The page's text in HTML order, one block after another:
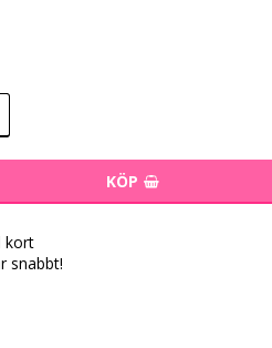
KÖP
kort
snabbt!